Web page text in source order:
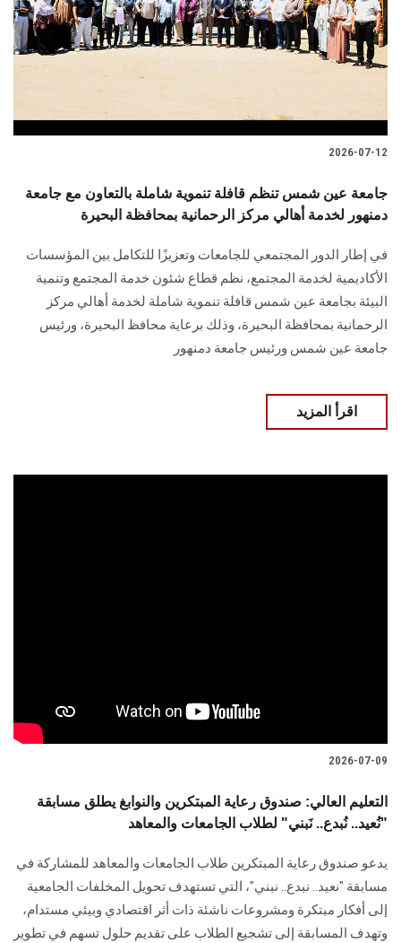
الطلاب
هيئة التدريس
الزائـرون
سجل الان
2026-07-12
جامعة عين شمس تنظم قافلة تنموية شاملة بالتعاون مع جامعة
دمنهور لخدمة أهالي مركز الرحمانية بمحافظة البحيرة
في إطار الدور المجتمعي للجامعات وتعزيزًا للتكامل بين المؤسسات
الأكاديمية لخدمة المجتمع، نظم قطاع شئون خدمة المجتمع وتنمية
البيئة بجامعة عين شمس قافلة تنموية شاملة لخدمة أهالي مركز
الرحمانية بمحافظة البحيرة، وذلك برعاية محافظ البحيرة، ورئيس
جامعة عين شمس ورئيس جامعة دمنهور
اقرأ المزيد
2026-07-09
التعليم العالي: صندوق رعاية المبتكرين والنوابغ يطلق مسابقة
"نُعيد.. نُبدع.. نَبني" لطلاب الجامعات والمعاهد
يدعو صندوق رعاية المبتكرين طلاب الجامعات والمعاهد للمشاركة في
مسابقة "نعيد.. نبدع.. نبني"، التي تستهدف تحويل المخلفات الجامعية
إلى أفكار مبتكرة ومشروعات ناشئة ذات أثر اقتصادي وبيئي مستدام،
وتهدف المسابقة إلى تشجيع الطلاب على تقديم حلول تسهم في تطوير